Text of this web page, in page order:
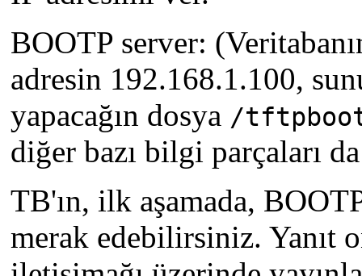
BOOTP server:
adresin 192.168.1.100,
yapacağın dosya /
diğer bazı bilgi parçaları
TB'ın, ilk aşamada,
merak edebilirsiniz. Yanıt